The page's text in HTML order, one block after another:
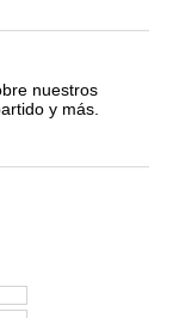
nuestros
y más.